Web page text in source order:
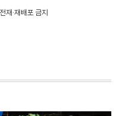
·재배포 금지